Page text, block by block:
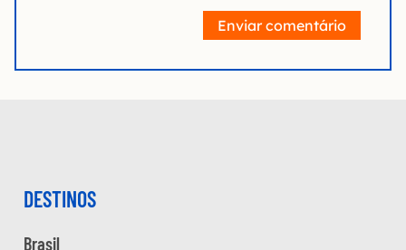
Enviar comentário
DESTINOS
Brasil